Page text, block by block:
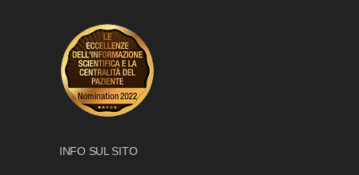
INFO SUL SITO